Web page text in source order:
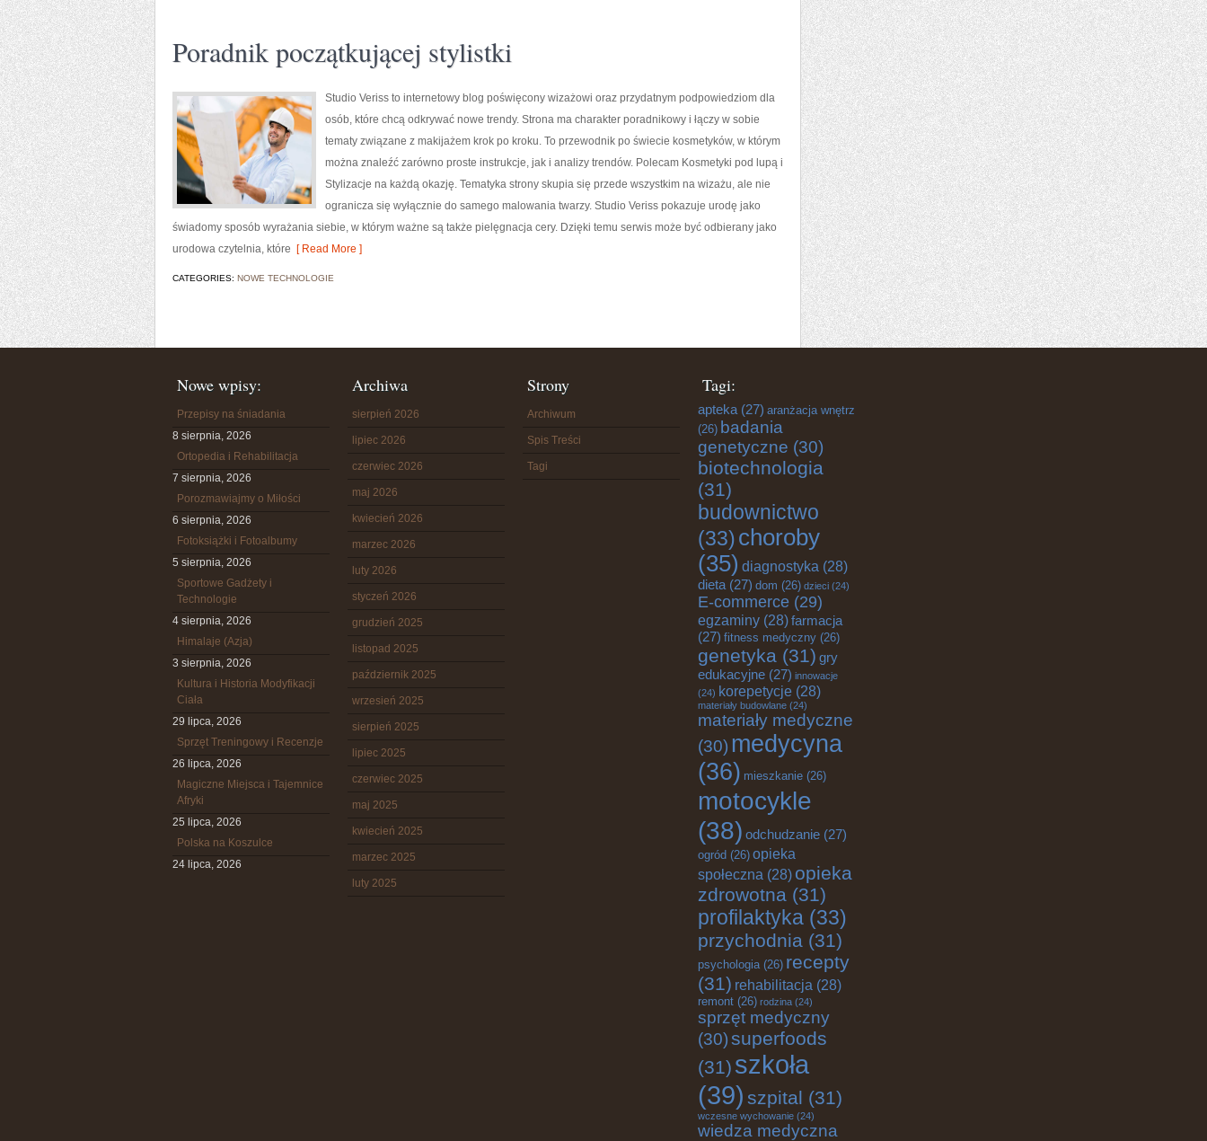
Poradnik początkującej stylistki
Studio Veriss to internetowy blog poświęcony wizażowi oraz przydatnym podpowiedziom dla
osób, które chcą odkrywać nowe trendy. Strona ma charakter poradnikowy i łączy w sobie
tematy związane z makijażem krok po kroku. To przewodnik po świecie kosmetyków, w którym
można znaleźć zarówno proste instrukcje, jak i analizy trendów. Polecam Kosmetyki pod lupą i
Stylizacje na każdą okazję. Tematyka strony skupia się przede wszystkim na wizażu, ale nie
ogranicza się wyłącznie do samego malowania twarzy. Studio Veriss pokazuje urodę jako
świadomy sposób wyrażania siebie, w którym ważne są także pielęgnacja cery. Dzięki temu serwis może być odbierany jako
urodowa czytelnia, które [ Read More ]
CATEGORIES: NOWE TECHNOLOGIE
Nowe wpisy:
Przepisy na śniadania
8 sierpnia, 2026
Ortopedia i Rehabilitacja
7 sierpnia, 2026
Porozmawiajmy o Miłości
6 sierpnia, 2026
Fotoksiążki i Fotoalbumy
5 sierpnia, 2026
Sportowe Gadżety i
Technologie
4 sierpnia, 2026
Himalaje (Azja)
3 sierpnia, 2026
Kultura i Historia Modyfikacji
Ciała
29 lipca, 2026
Sprzęt Treningowy i Recenzje
26 lipca, 2026
Magiczne Miejsca i Tajemnice
Afryki
25 lipca, 2026
Polska na Koszulce
24 lipca, 2026
Archiwa
sierpień 2026
lipiec 2026
czerwiec 2026
maj 2026
kwiecień 2026
marzec 2026
luty 2026
styczeń 2026
grudzień 2025
listopad 2025
październik 2025
wrzesień 2025
sierpień 2025
lipiec 2025
czerwiec 2025
maj 2025
kwiecień 2025
marzec 2025
luty 2025
Strony
Archiwum
Spis Treści
Tagi
Tagi:
apteka (27) aranżacja wnętrz
(26) badania
genetyczne (30)
biotechnologia
(31)
budownictwo
(33)choroby
(35) diagnostyka (28)
dieta (27) dom (26) dzieci (24)
E-commerce (29)
egzaminy (28)farmacja
(27) fitness medyczny (26)
genetyka (31) gry
edukacyjne (27) innowacje
(24) korepetycje (28)
materiały budowlane (24)
materiały medyczne
(30) medycyna
(36) mieszkanie (26)
motocykle
(38) odchudzanie (27)
ogród (26) opieka
społeczna (28) opieka
zdrowotna (31)
profilaktyka (33)
przychodnia (31)
psychologia(26) recepty
(31) rehabilitacja (28)
remont (26) rodzina (24)
sprzęt medyczny
(30)superfoods
(31) szkoła
(39) szpital (31)
wczesne wychowanie (24)
wiedza medyczna